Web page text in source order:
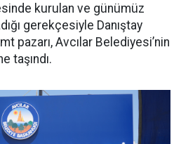
kurulan ve günümüz
gerekçesiyle Danıştay
pazarı, Avcılar Belediyesi’nin
taşındı.